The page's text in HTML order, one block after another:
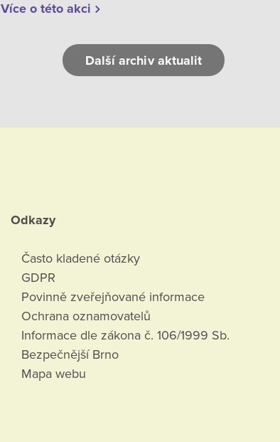
Více o této akci
Další archiv aktualit
Odkazy
Často kladené otázky
GDPR
Povinně zveřejňované informace
Ochrana oznamovatelů
Informace dle zákona č. 106/1999 Sb.
Bezpečnější Brno
Mapa webu